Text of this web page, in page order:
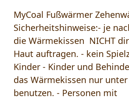
MyCoal Fußwärmer
Sicherheitshinweise:- je
die Wärmekissen NICHT
Haut auftragen. - kein
Kinder - Kinder und
das Wärmekissen nur
benutzen. - Personen mit